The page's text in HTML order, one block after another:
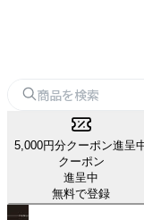
5,000円分クーポン進呈
クーポン
進呈中
無料で登録